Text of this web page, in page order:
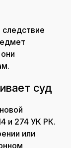
суд
и 274 УК РК.
или